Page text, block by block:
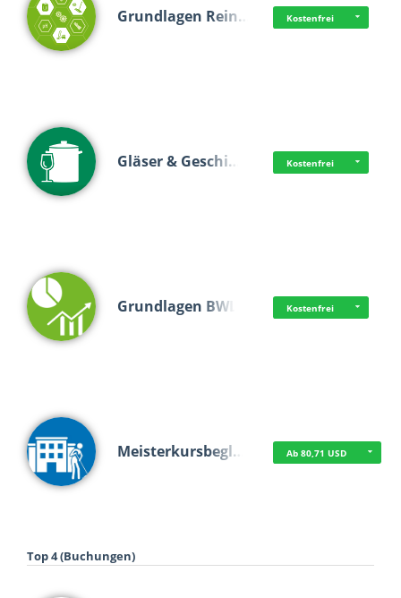
Grundlagen Rein… Kostenfrei
Gläser & Geschi… Kostenfrei
Grundlagen BWL Kostenfrei
Meisterkursbegl… Ab 80,71 USD
Top 4 (Buchungen)